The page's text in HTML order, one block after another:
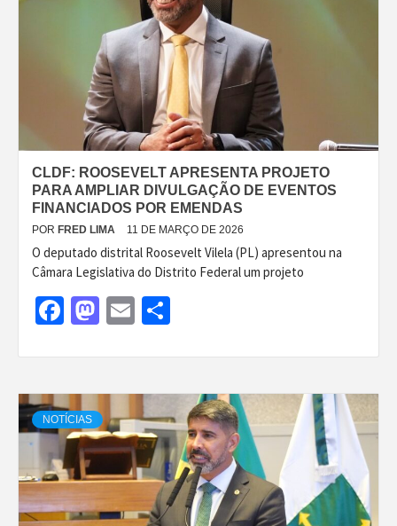
CLDF: ROOSEVELT APRESENTA PROJETO
PARA AMPLIAR DIVULGAÇÃO DE EVENTOS
FINANCIADOS POR EMENDAS
POR FRED LIMA 11 DE MARÇO DE 2026
O deputado distrital Roosevelt Vilela (PL) apresentou na
Câmara Legislativa do Distrito Federal um projeto
Facebook
Mastodon
Email
NOTÍCIAS